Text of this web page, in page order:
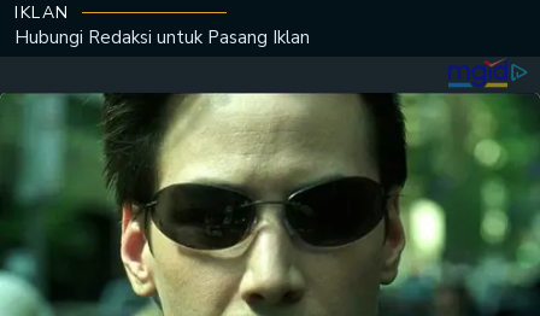
IKLAN
Hubungi Redaksi untuk Pasang Iklan